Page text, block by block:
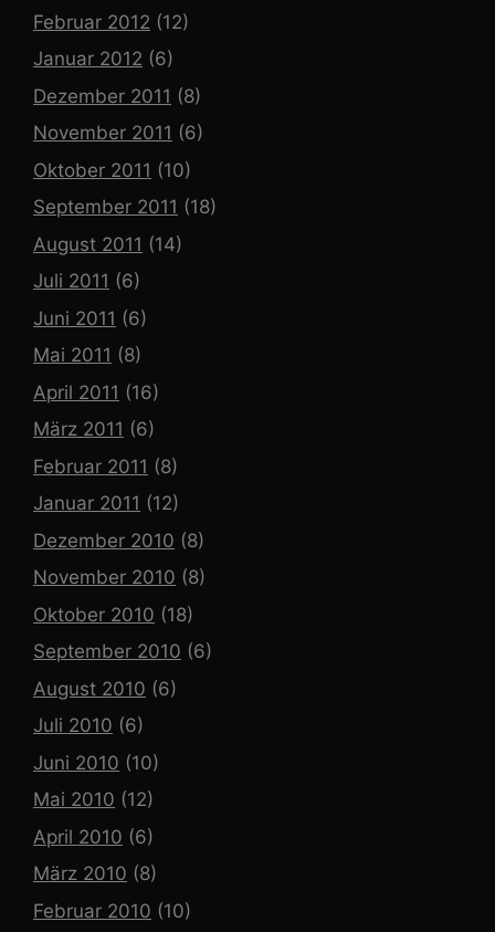
Februar 2012 (12)
Januar 2012 (6)
Dezember 2011 (8)
November 2011 (6)
Oktober 2011 (10)
September 2011 (18)
August 2011 (14)
Juli 2011 (6)
Juni 2011 (6)
Mai 2011 (8)
April 2011 (16)
März 2011 (6)
Februar 2011 (8)
Januar 2011 (12)
Dezember 2010 (8)
November 2010 (8)
Oktober 2010 (18)
September 2010 (6)
August 2010 (6)
Juli 2010 (6)
Juni 2010 (10)
Mai 2010 (12)
April 2010 (6)
März 2010 (8)
Februar 2010 (10)